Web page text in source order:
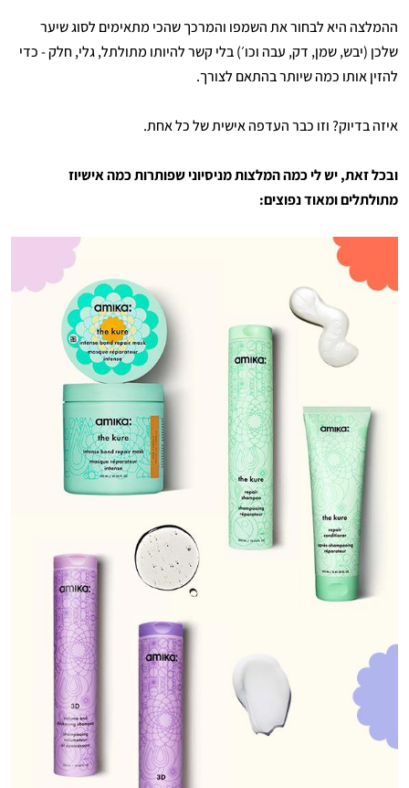
ההמלצה היא לבחור את השמפו והמרכך שהכי מתאימים לסוג שיער
שלכן (יבש, שמן, דק, עבה וכו׳) בלי קשר להיותו מתולתל, גלי, חלק - כדי
להזין אותו כמה שיותר בהתאם לצורך.
איזה בדיוק? וזו כבר העדפה אישית של כל אחת.
ובכל זאת, יש לי כמה המלצות מניסיוני שפותרות כמה אישיוז
מתולתלים ומאוד נפוצים: